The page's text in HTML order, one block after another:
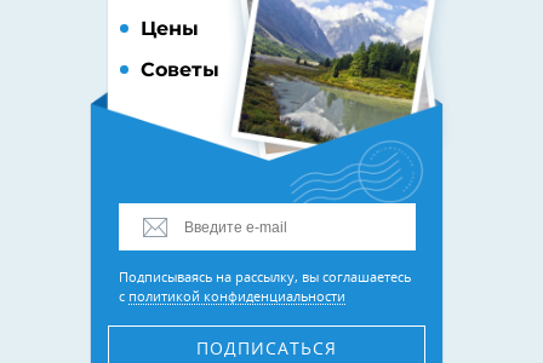
Цены
Советы
Подписываясь на рассылку, вы соглашаетесь
с политикой конфиденциальности
ПОДПИСАТЬСЯ